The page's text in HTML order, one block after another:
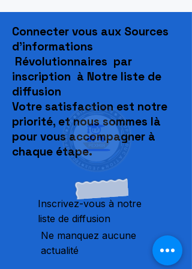
Connecter vous aux Sources
d'informations
Révolutionnaires par
inscription à Notre liste de
diffusion
Votre satisfaction est notre
priorité, et nous sommes là
pour vous accompagner à
chaque étape.
Inscrivez-vous à notre
liste de diffusion
Ne manquez aucune
actualité